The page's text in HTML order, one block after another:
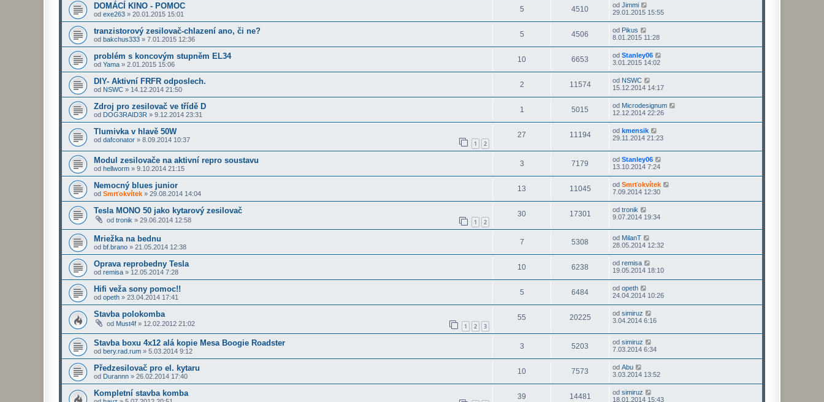
DOMÁCÍ KINO - POMOC
od exe263 » 20.01.2015 15:01
5 4510 od Jimmi
29.01.2015 15:55
tranzistorový zesilovač-chlazení ano, či ne?
od bakchus333 » 7.01.2015 12:36
5 4506 od Pikus
8.01.2015 11:28
problém s koncovým stupněm EL34
od Yama » 2.01.2015 15:06
10 6653 od Stanley06
3.01.2015 14:02
DIY- Aktivní FRFR odposlech.
od NSWC » 14.12.2014 21:50
2 11574 od NSWC
15.12.2014 14:17
Zdroj pro zesilovač ve třídě D
od DOG3RAID3R » 9.12.2014 23:31
1 5015 od Microdesignum
12.12.2014 22:26
Tlumivka v hlavě 50W
od dafconator » 8.09.2014 10:37 1 2
27 11194 od kmensik
29.11.2014 21:23
Modul zesilovače na aktivní repro soustavu
od hellworm » 9.10.2014 21:15
3 7179 od Stanley06
13.10.2014 7:24
Nemocný blues junior
od Smrťokvítek » 29.08.2014 14:04
13 11045 od Smrťokvítek
7.09.2014 12:30
Tesla MONO 50 jako kytarový zesilovač
od tronik » 29.06.2014 12:58 1 2
30 17301 od tronik
9.07.2014 19:34
Mriežka na bednu
od bf.brano » 21.05.2014 12:38
7 5308 od MilanT
28.05.2014 12:32
Oprava reprobedny Tesla
od remisa » 12.05.2014 7:28
10 6238 od remisa
19.05.2014 18:10
Hifi veža sony pomoc!!
od opeth » 23.04.2014 17:41
5 6484 od opeth
24.04.2014 10:26
Stavba polokomba
od Must4f » 12.02.2012 21:02 1 2 3
55 20225 od simiruz
3.04.2014 6:16
Stavba boxu 4x12 alá kopie Mesa Boogie Roadster
od bery.rad.rum » 5.03.2014 9:12
3 5203 od simiruz
7.03.2014 6:34
Předzesilovač pro el. kytaru
od Durannn » 26.02.2014 17:40
10 7573 od Abu
3.03.2014 13:52
Kompletní stavba komba 39 14481 od simiruz
18.01.2014 15:43